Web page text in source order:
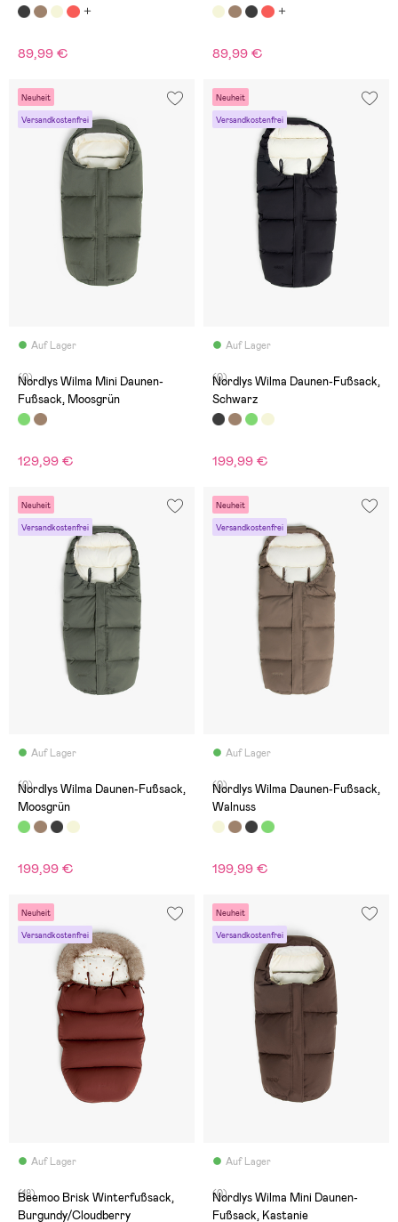
89,99 € 89,99 €
Neuheit
Versandkostenfrei
Auf Lager
(0)
Nordlys Wilma Mini Daunen-
Fußsack, Moosgrün
129,99 €
Neuheit
Versandkostenfrei
Auf Lager
(0)
Nordlys Wilma Daunen-Fußsack,
Schwarz
199,99 €
Neuheit
Versandkostenfrei
Auf Lager
(0)
Nordlys Wilma Daunen-Fußsack,
Moosgrün
199,99 €
Neuheit
Versandkostenfrei
Auf Lager
(0)
Nordlys Wilma Daunen-Fußsack,
Walnuss
199,99 €
Neuheit
Versandkostenfrei
Auf Lager
(18)
Beemoo Brisk Winterfußsack,
Burgundy/Cloudberry
Neuheit
Versandkostenfrei
Auf Lager
(0)
Nordlys Wilma Mini Daunen-
Fußsack, Kastanie